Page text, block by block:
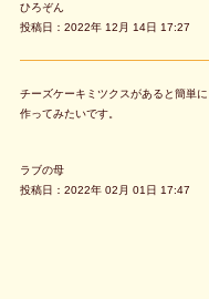
ひろぞん
投稿日：2022年 12月 14日 17:27
チーズケーキミツクスがあると簡単
作ってみたいです。
ラブの母
投稿日：2022年 02月 01日 17:47